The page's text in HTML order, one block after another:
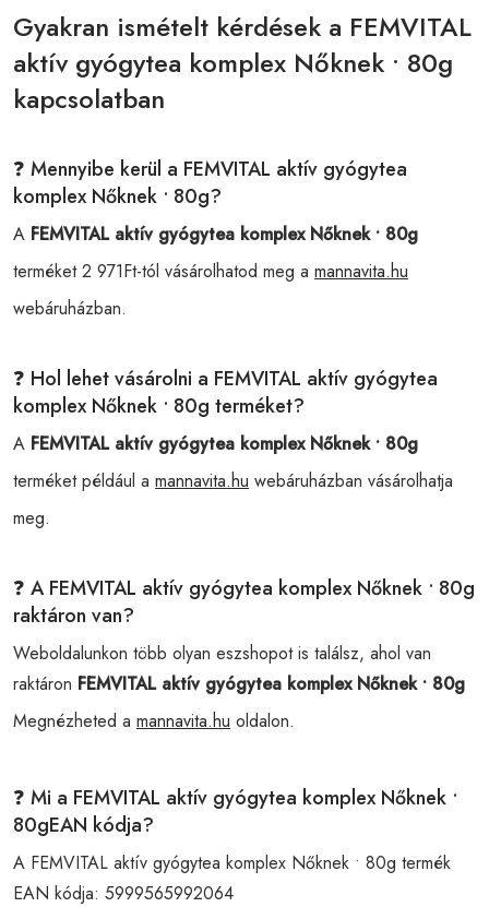
Gyakran ismételt kérdések a FEMVITAL
aktív gyógytea komplex Nőknek • 80g
kapcsolatban
❓ Mennyibe kerül a FEMVITAL aktív gyógytea
komplex Nőknek • 80g?
A FEMVITAL aktív gyógytea komplex Nőknek • 80g
terméket 2 971Ft-tól vásárolhatod meg a mannavita.hu
webáruházban.
❓ Hol lehet vásárolni a FEMVITAL aktív gyógytea
komplex Nőknek • 80g terméket?
A FEMVITAL aktív gyógytea komplex Nőknek • 80g
terméket például a mannavita.hu webáruházban vásárolhatja
meg.
❓ A FEMVITAL aktív gyógytea komplex Nőknek • 80g
raktáron van?
Weboldalunkon több olyan eszshopot is találsz, ahol van
raktáron FEMVITAL aktív gyógytea komplex Nőknek • 80g
Megnézheted a mannavita.hu oldalon.
❓ Mi a FEMVITAL aktív gyógytea komplex Nőknek •
80gEAN kódja?
A FEMVITAL aktív gyógytea komplex Nőknek • 80g termék
EAN kódja: 5999565992064